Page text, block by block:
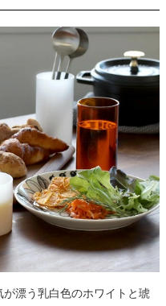
漂う乳白色のホワイトと琥